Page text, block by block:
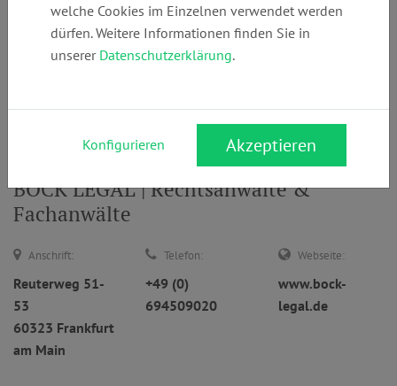
... oder
Anwaltsuche
BOCK LEGAL | Rechtsanwälte &
Fachanwälte
Anschrift:
Reuterweg 51-
53
60323 Frankfurt
am Main
Telefon:
+49 (0)
694509020
Webseite:
www.bock-
legal.de
welche Cookies im Einzelnen verwendet werden
dürfen. Weitere Informationen finden Sie in
unserer Datenschutzerklärung.
Konfigurieren Akzeptieren